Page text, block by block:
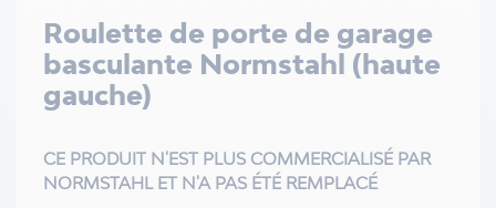
Roulette de porte de garage
basculante Normstahl (haute
gauche)
CE PRODUIT N'EST PLUS COMMERCIALISÉ PAR
NORMSTAHL ET N'A PAS ÉTÉ REMPLACÉ